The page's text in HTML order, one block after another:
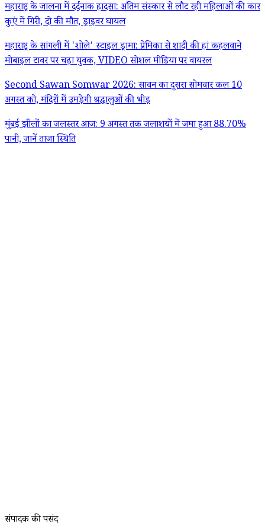
महाराष्ट्र के जालना में दर्दनाक हादसा: अंतिम संस्कार से लौट रही महिलाओं की कार
कुएं में गिरी, दो की मौत, ड्राइवर घायल
महाराष्ट्र के सांगली में 'शोले' स्टाइल ड्रामा: प्रेमिका से शादी की हां कहलवाने
मोबाइल टावर पर चढ़ा युवक, VIDEO सोशल मीडिया पर वायरल
Second Sawan Somwar 2026: सावन का दूसरा सोमवार कल 10
अगस्त को, मंदिरों में उमड़ेगी श्रद्धालुओं की भीड़
मुंबई झीलों का जलस्तर आज: 9 अगस्त तक जलाशयों में जमा हुआ 88.70%
पानी, जानें ताजा स्थिति
संपादक की पसंद